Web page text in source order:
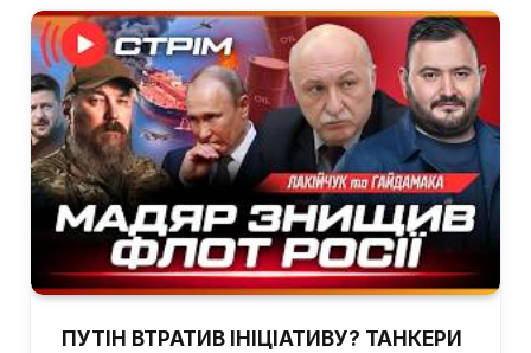
ПУТІН ВТРАТИВ ІНІЦІАТИВУ? ТАНКЕРИ